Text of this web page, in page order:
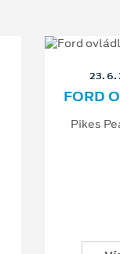
23. 6.
FORD
Pikes